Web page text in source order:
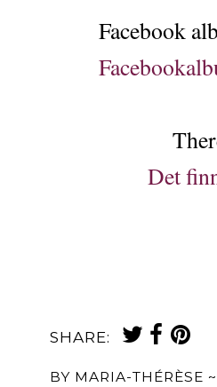
Facebook
Det
SHARE:
BY MARIA-THÉRÈSE